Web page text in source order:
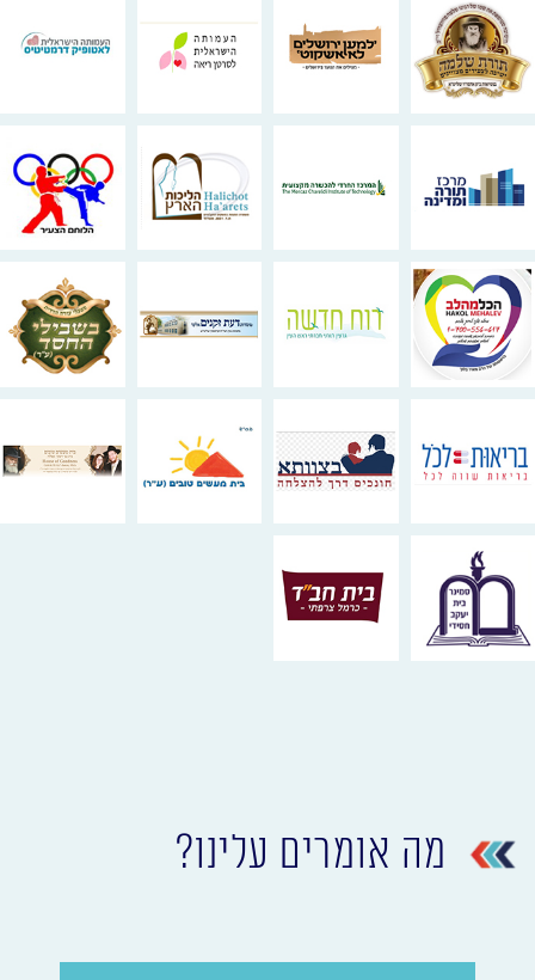
מה אומרים עלינו?